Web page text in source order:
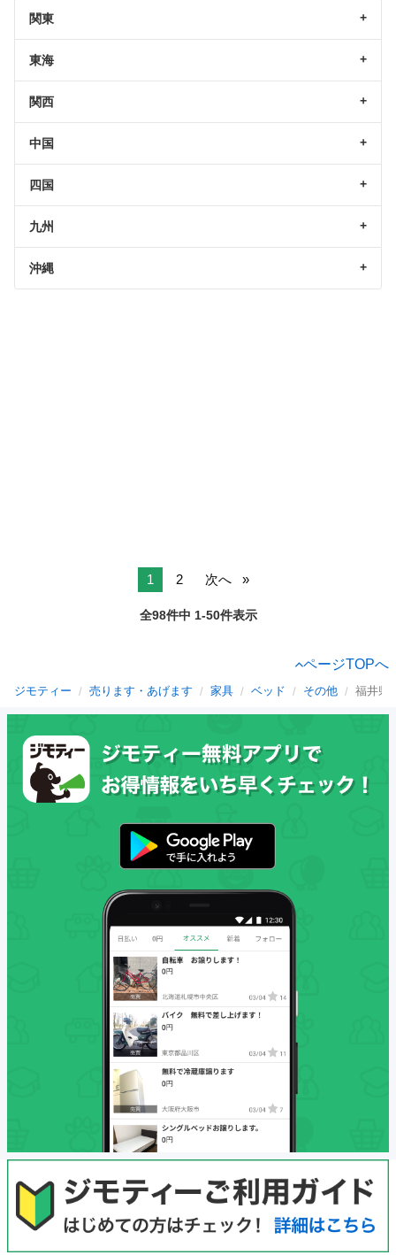
関東
東海
関西
中国
四国
九州
沖縄
1 2 次へ
全98件中 1-50件表示
ページTOPへ
ジモティー 売ります・あげます 家具 ベッド その他 福井県